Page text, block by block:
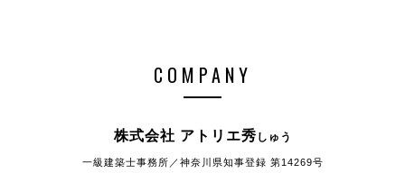
COMPANY
株式会社 アトリエ秀 しゅう
一級建築士事務所／神奈川県知事登録 第14269号